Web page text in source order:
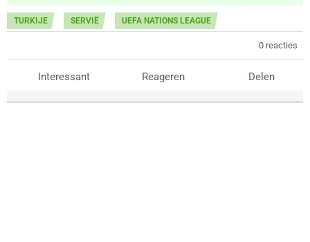
TURKIJE SERVIË UEFA NATIONS LEAGUE
0 reacties
Interessant Reageren Delen